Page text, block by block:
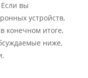
вы
устройств,
конечном итоге,
ниже,